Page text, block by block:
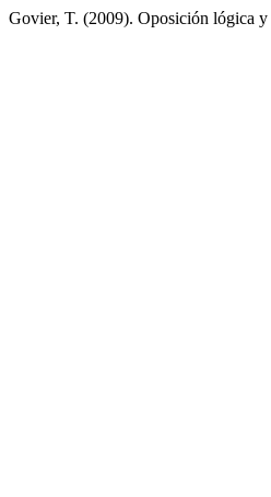
Govier, T. (2009). Oposición lógica y